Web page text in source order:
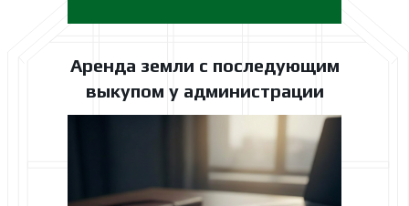
Аренда земли с последующим
выкупом у администрации